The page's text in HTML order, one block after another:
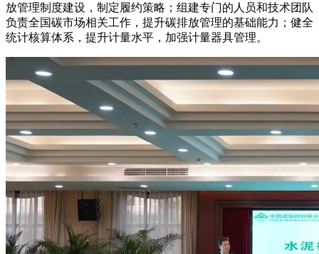
放管理制度建设，制定履约策略；组建专门的人员和技术团队
负责全国碳市场相关工作，提升碳排放管理的基础能力；健全
统计核算体系，提升计量水平，加强计量器具管理。